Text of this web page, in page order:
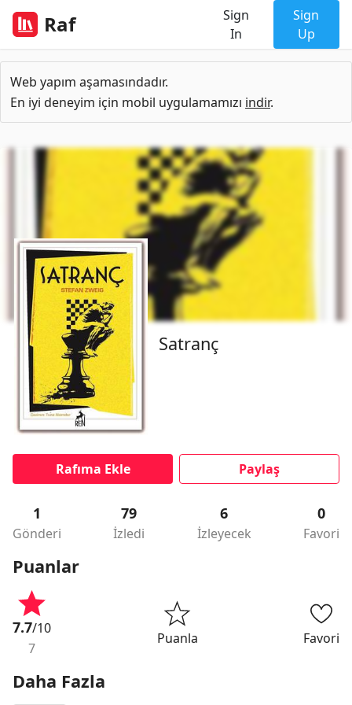
Raf
Sign
In
Sign
Up
Web yapım aşamasındadır.
En iyi deneyim için mobil uygulamamızı indir.
Satranç
Rafıma Ekle Paylaş
1
Gönderi
79
İzledi
6
İzleyecek
0
Favori
Puanlar
7.7/10
7
Puanla Favori
Daha Fazla